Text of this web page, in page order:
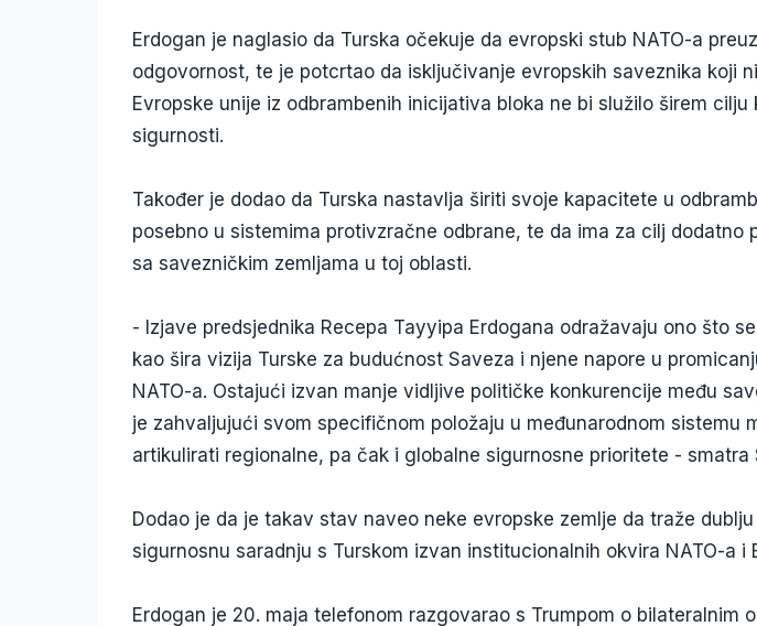
Erdogan je naglasio da Turska očekuje da evropski stub NATO-a
odgovornost, te je potcrtao da isključivanje evropskih saveznika koji
Evropske unije iz odbrambenih inicijativa bloka ne bi služilo širem cilju
sigurnosti.
Također je dodao da Turska nastavlja širiti svoje kapacitete u
posebno u sistemima protivzračne odbrane, te da ima za cilj dodatno
sa savezničkim zemljama u toj oblasti.
- Izjave predsjednika Recepa Tayyipa Erdogana odražavaju ono što
kao šira vizija Turske za budućnost Saveza i njene napore u
NATO-a. Ostajući izvan manje vidljive političke konkurencije među
je zahvaljujući svom specifičnom položaju u međunarodnom sistemu
artikulirati regionalne, pa čak i globalne sigurnosne prioritete - smatra
Dodao je da je takav stav naveo neke evropske zemlje da traže
sigurnosnu saradnju s Turskom izvan institucionalnih okvira NATO-a i
Erdogan je 20. maja telefonom razgovarao s Trumpom o bilateralnim